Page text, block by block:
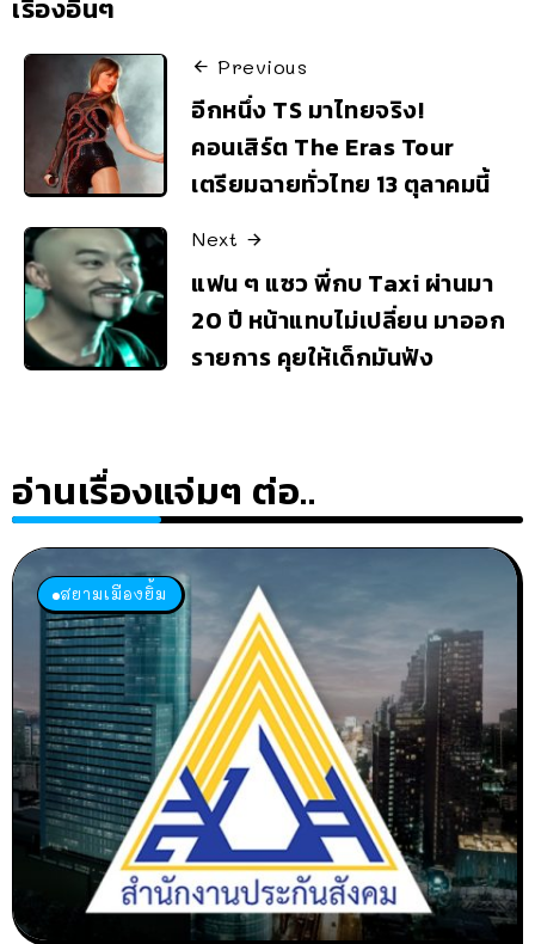
เรื่องอื่นๆ
Previous
อีกหนึ่ง TS มาไทยจริง!
คอนเสิร์ต The Eras Tour
เตรียมฉายทั่วไทย 13 ตุลาคมนี้
Next
แฟน ๆ แซว พี่กบ Taxi ผ่านมา
20 ปี หน้าแทบไม่เปลี่ยน มาออก
รายการ คุยให้เด็กมันฟัง
อ่านเรื่องแจ่มๆ ต่อ..
สยามเมืองยิ้ม